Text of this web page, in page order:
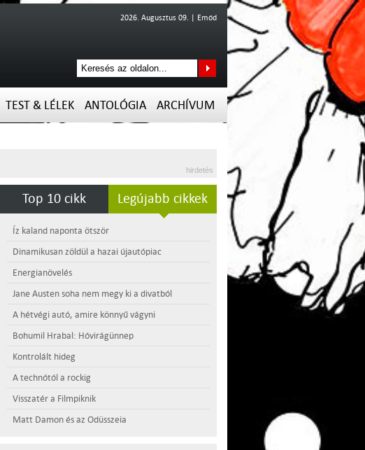
2026. Augusztus 09. | Emőd
TEST & LÉLEK ANTOLÓGIA ARCHÍVUM
hirdetés
Top 10 cikk Legújabb cikkek
Íz kaland naponta ötször
Dinamikusan zöldül a hazai újautópiac
Energianövelés
Jane Austen soha nem megy ki a divatból
A hétvégi autó, amire könnyű vágyni
Bohumil Hrabal: Hóvirágünnep
Kontrolált hideg
A technótól a rockig
Visszatér a Filmpiknik
Matt Damon és az Odüsszeia